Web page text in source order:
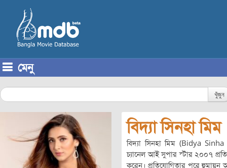
মেনু
খুঁজুন
বিদ্যা সিনহা মিম
বিদ্যা সিনহা মিম (Bidya
চ্যানেল আই সুপার স্টার ২০০৭
করেন। প্রতিযোগিতার পরে হুমায়ূন